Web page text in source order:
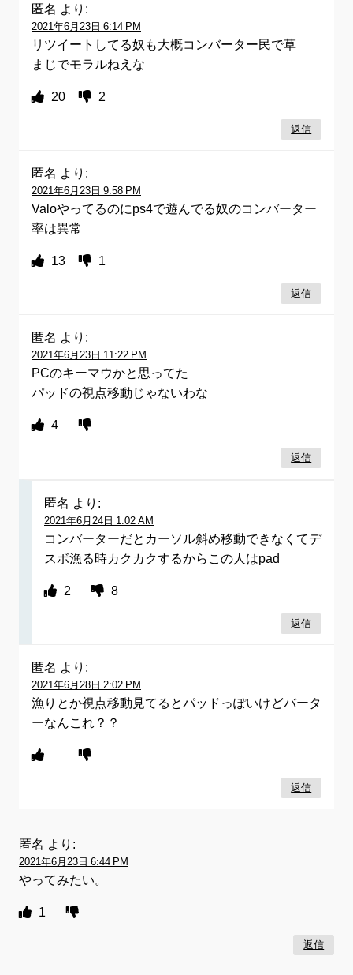
匿名 より:
2021年6月23日 6:14 PM
リツイートしてる奴も大概コンバーター民で草
まじでモラルねえな
20 2
返信
匿名 より:
2021年6月23日 9:58 PM
Valoやってるのにps4で遊んでる奴のコンバーター
率は異常
13 1
返信
匿名 より:
2021年6月23日 11:22 PM
PCのキーマウかと思ってた
パッドの視点移動じゃないわな
4
返信
匿名 より:
2021年6月24日 1:02 AM
コンバーターだとカーソル斜め移動できなくてデ
スボ漁る時カクカクするからこの人はpad
2 8
返信
匿名 より:
2021年6月28日 2:02 PM
漁りとか視点移動見てるとパッドっぽいけどバータ
ーなんこれ？？
返信
匿名 より:
2021年6月23日 6:44 PM
やってみたい。
1
返信